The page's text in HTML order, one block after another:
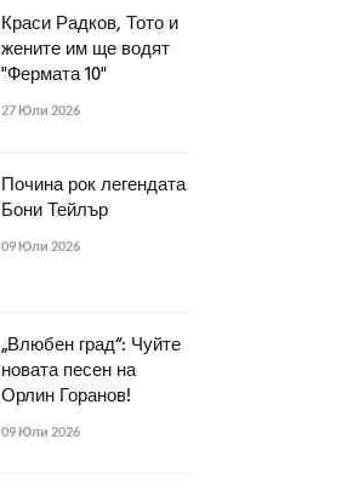
Краси Радков, Тото и
жените им ще водят
"Фермата 10"
27 Юли 2026
Почина рок легендата
Бони Тейлър
09 Юли 2026
„Влюбен град“: Чуйте
новата песен на
Орлин Горанов!
09 Юли 2026